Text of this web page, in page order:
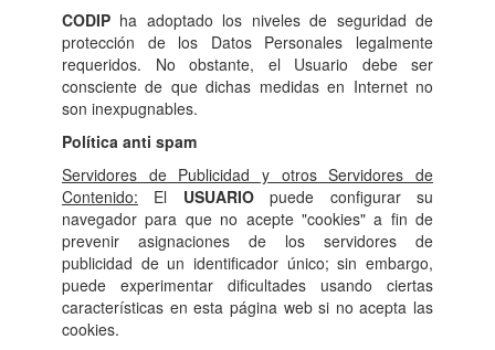
CODIP ha adoptado los niveles de seguridad de
protección de los Datos Personales legalmente
requeridos. No obstante, el Usuario debe ser
consciente de que dichas medidas en Internet no
son inexpugnables.
Política anti spam
Servidores de Publicidad y otros Servidores de
Contenido: El USUARIOpuede configurar su
navegador para que no acepte "cookies" a fin de
prevenir asignaciones de los servidores de
publicidad de un identificador único; sin embargo,
puede experimentar dificultades usando ciertas
características en esta página web si no acepta las
cookies.